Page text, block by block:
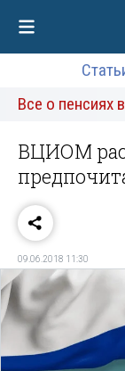
Все о пенсиях
ВЦИОМ
09.06.2018 11:30